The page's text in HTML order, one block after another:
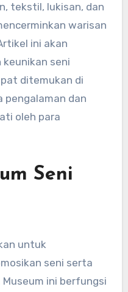
tekstil, lukisan, dan
warisan
ini akan
keunikan seni
ditemukan di
pengalaman dan
oleh para
Seni
untuk
seni serta
ini berfungsi